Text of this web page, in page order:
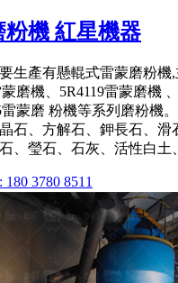
粉機 紅星機器
生產有懸輥式雷蒙磨粉機,
磨機、5R4119雷蒙磨機
雷蒙磨 粉機等系列磨粉機
石、方解石、鉀長石、滑
、瑩石、石灰、活性白土
3780 8511